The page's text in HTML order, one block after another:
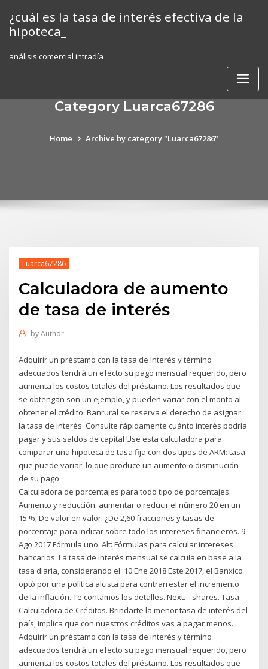
content
¿cuál es la tasa de interés efectiva de la
hipoteca_
análisis comercial intradía
Category Luarca67286
Home Archive by category "Luarca67286"
Luarca67286
Calculadora de aumento
de tasa de interés
byAuthor
Adquirir un préstamo con la tasa de interés y término
adecuados tendrá un efecto su pago mensual requerido, pero
aumenta los costos totales del préstamo. Los resultados que
se obtengan son un ejemplo, y pueden variar con el monto al
obtener el crédito. Banrural se reserva el derecho de asignar
la tasa de interés Consulte rápidamente cuánto interés podría
pagar y sus saldos de capital Use esta calculadora para
comparar una hipoteca de tasa fija con dos tipos de ARM: tasa
que puede variar, lo que produce un aumento o disminución
de su pago
Calculadora de porcentajes para todo tipo de porcentajes.
Aumento y reducción: aumentar o reducir el número 20 en un
15 %; De valor en valor: ¿De 2,60 fracciones y tasas de
porcentaje para indicar sobre todo los intereses financieros. 9
Ago 2017 Fórmula uno. Alt: Fórmulas para calcular intereses
bancarios. La tasa de interés mensual se calcula en base a la
tasa diaria, considerando el 10 Ene 2018 Este 2017, el Banxico
optó por una política alcista para contrarrestar el incremento
de la inflación. Te contamos los detalles. Next. --shares. Tasa
Calculadora de Créditos. Brindarte la menor tasa de interés del
país, implica que con nuestros créditos vas a pagar menos.
Adquirir un préstamo con la tasa de interés y término
adecuados tendrá un efecto su pago mensual requerido, pero
aumenta los costos totales del préstamo. Los resultados que